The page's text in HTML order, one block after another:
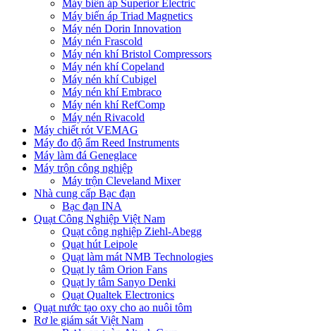
Máy biến áp Superior Electric
Máy biến áp Triad Magnetics
Máy nén Dorin Innovation
Máy nén Frascold
Máy nén khí Bristol Compressors
Máy nén khí Copeland
Máy nén khí Cubigel
Máy nén khí Embraco
Máy nén khí RefComp
Máy nén Rivacold
Máy chiết rót VEMAG
Máy đo độ ẩm Reed Instruments
Máy làm đá Geneglace
Máy trộn công nghiệp
Máy trộn Cleveland Mixer
Nhà cung cấp Bạc đạn
Bạc đạn INA
Quạt Công Nghiệp Việt Nam
Quạt công nghiệp Ziehl-Abegg
Quạt hút Leipole
Quạt làm mát NMB Technologies
Quạt ly tâm Orion Fans
Quạt ly tâm Sanyo Denki
Quạt Qualtek Electronics
Quạt nước tạo oxy cho ao nuôi tôm
Rơ le giám sát Việt Nam